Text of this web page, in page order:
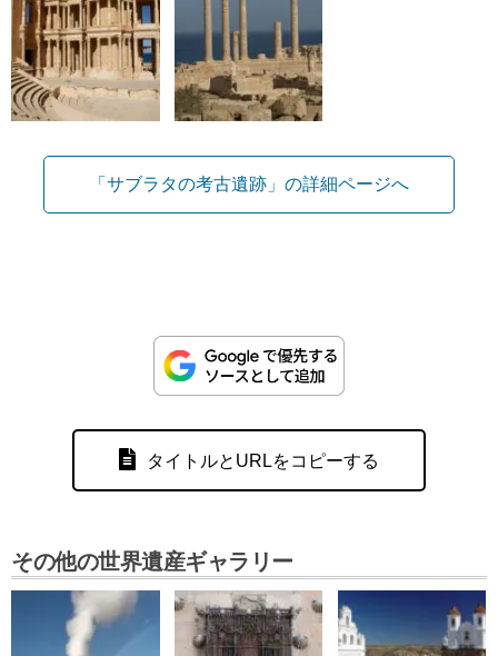
「サブラタの考古遺跡」の詳細ページへ
タイトルとURLをコピーする
その他の世界遺産ギャラリー